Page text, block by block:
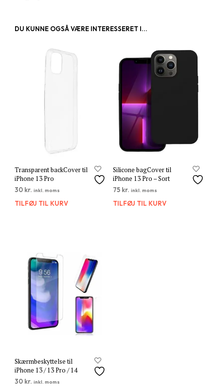
DU KUNNE OGSÅ VÆRE INTERESSERET I...
Transparent backCover til
iPhone 13 Pro
30 kr. inkl. moms
TILFØJ TIL KURV
Silicone bagCover til
iPhone 13 Pro – Sort
75 kr. inkl. moms
TILFØJ TIL KURV
Skærmbeskyttelse til
iPhone 13 / 13 Pro / 14
30 kr. inkl. moms